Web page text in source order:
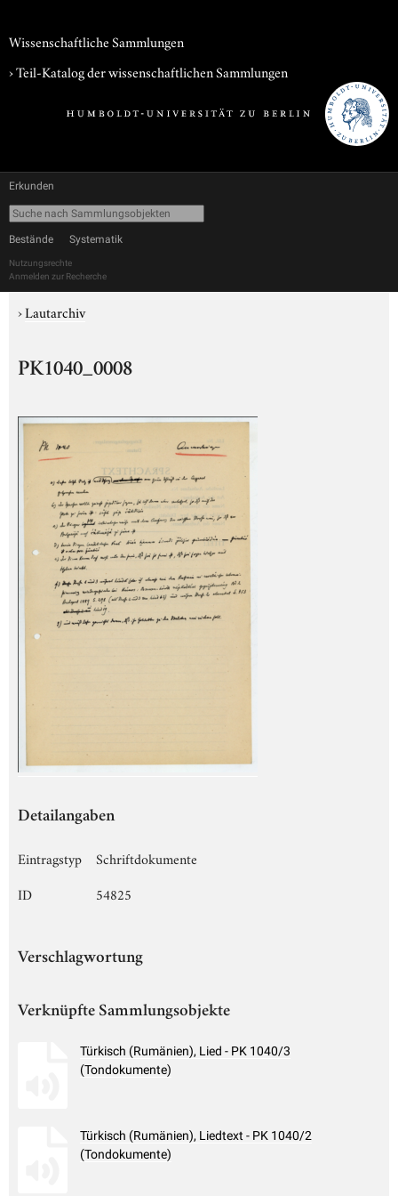
Wissenschaftliche Sammlungen
› Teil-Katalog der wissenschaftlichen Sammlungen
Erkunden
Bestände Systematik
Nutzungsrechte
Anmelden zur Recherche
›Lautarchiv
PK1040_0008
Detailangaben
Eintragstyp
Schriftdokumente
ID
54825
Verschlagwortung
Verknüpfte Sammlungsobjekte
Türkisch (Rumänien), Lied - PK 1040/3
(Tondokumente)
Türkisch (Rumänien), Liedtext - PK 1040/2
(Tondokumente)